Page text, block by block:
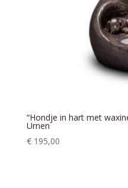
“Hondje in hart met
Urnen
€195,00